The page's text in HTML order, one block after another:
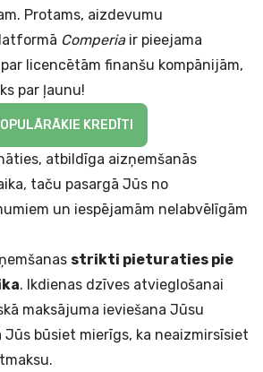
Protams, aizdevumu
Comperia ir pieejama
licencētām finanšu kompānijām,
par ļaunu!
KREDĪTI
atbildīga aizņemšanās
taču pasargā Jūs no
un iespējamām nelabvēlīgām
strikti pieturaties pie
. Ikdienas dzīves atvieglošanai
maksājuma ieviešana Jūsu
būsiet mierīgs, ka neaizmirsīsiet